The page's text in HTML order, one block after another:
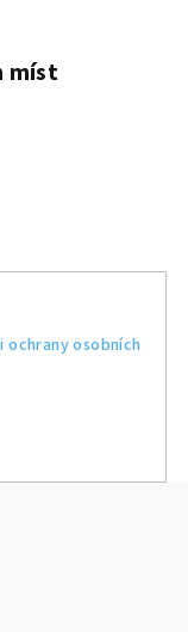
míst
ochrany osobních